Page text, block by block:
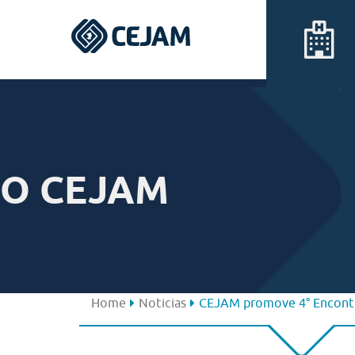
O CEJAM
Home Noticias CEJAM promove 4°